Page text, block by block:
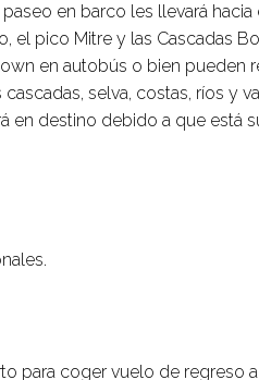
en barco les llevará hacia
el pico Mitre y las Cascadas
en autobús o bien pueden
selva, costas, ríos y
en destino debido a que está
para coger vuelo de regreso a